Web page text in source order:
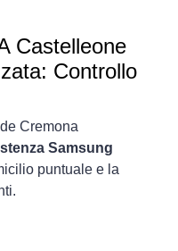
Castelleone
Controllo
Cremona
Samsung
puntuale e la